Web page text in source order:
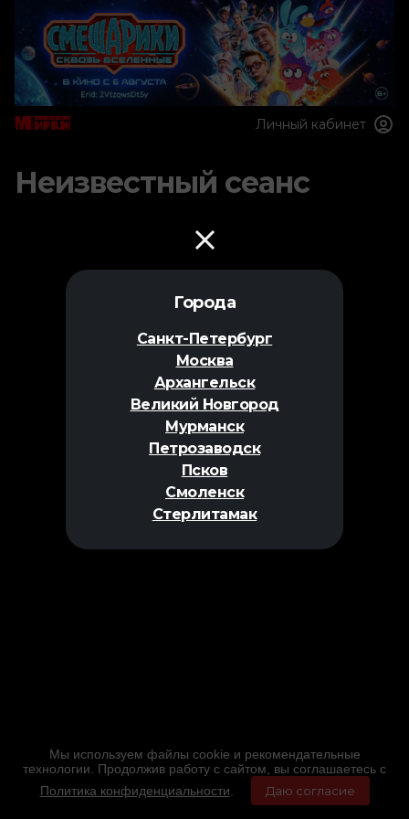
Города
Санкт-Петербург
Москва
Архангельск
Великий Новгород
Мурманск
Петрозаводск
Псков
Смоленск
Стерлитамак
Личный кабинет
Неизвестный сеанс
Мы используем файлы cookie и рекомендательные
технологии. Продолжив работу с сайтом, вы соглашаетесь с
Политика конфиденциальности
Даю согласие